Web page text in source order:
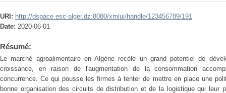
URI: http://dspace.esc-alger.dz:8080/xmlui/handle/123456789/191
Date: 2020-06-01
Résumé:
Le marché agroalimentaire en Algérie recèle un grand potentiel de
croissance, en raison de l'augmentation de la consommation
concurrence. Ce qui pousse les firmes à tenter de mettre en place une
bonne organisation des circuits de distribution et de la logistique qui leur